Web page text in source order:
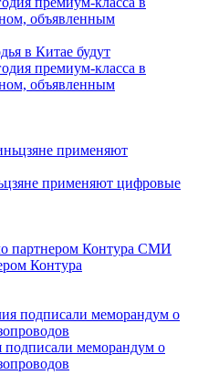
в Китае будут
премиум-класса в
объявленным
применяют цифровые
СМИ
Контура
меморандум о